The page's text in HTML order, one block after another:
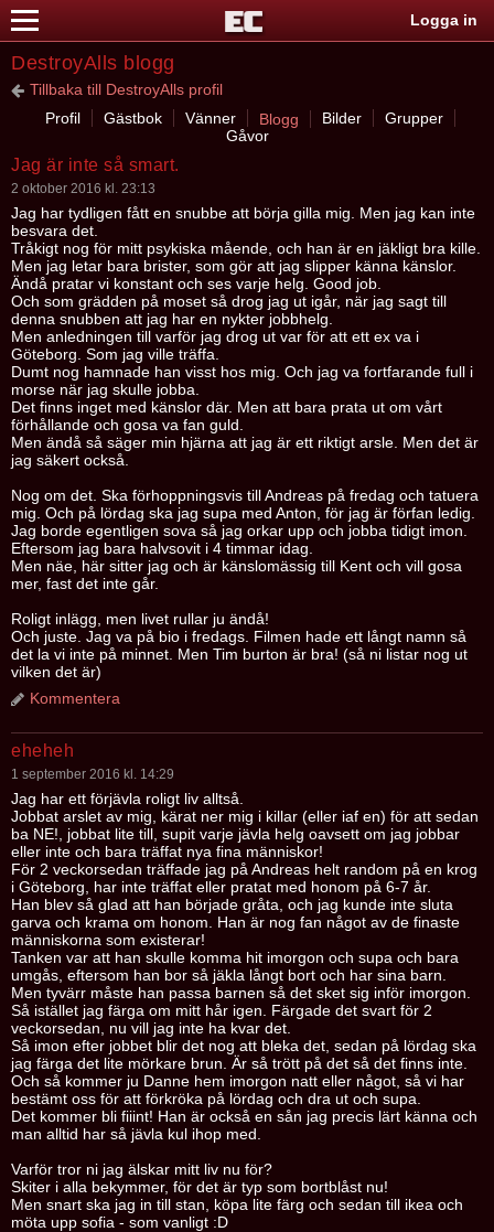
Logga in
DestroyAlls blogg
Tillbaka till DestroyAlls profil
Profil
Gästbok Vänner Blogg Bilder
Grupper
Gåvor
Jag är inte så smart.
2 oktober 2016 kl. 23:13
Jag har tydligen fått en snubbe att börja gilla mig. Men jag kan inte
besvara det.
Tråkigt nog för mitt psykiska mående, och han är en jäkligt bra kille.
Men jag letar bara brister, som gör att jag slipper känna känslor.
Ändå pratar vi konstant och ses varje helg. Good job.
Och som grädden på moset så drog jag ut igår, när jag sagt till
denna snubben att jag har en nykter jobbhelg.
Men anledningen till varför jag drog ut var för att ett ex va i
Göteborg. Som jag ville träffa.
Dumt nog hamnade han visst hos mig. Och jag va fortfarande full i
morse när jag skulle jobba.
Det finns inget med känslor där. Men att bara prata ut om vårt
förhållande och gosa va fan guld.
Men ändå så säger min hjärna att jag är ett riktigt arsle. Men det är
jag säkert också.
Nog om det. Ska förhoppningsvis till Andreas på fredag och tatuera
mig. Och på lördag ska jag supa med Anton, för jag är förfan ledig.
Jag borde egentligen sova så jag orkar upp och jobba tidigt imon.
Eftersom jag bara halvsovit i 4 timmar idag.
Men näe, här sitter jag och är känslomässig till Kent och vill gosa
mer, fast det inte går.
Roligt inlägg, men livet rullar ju ändå!
Och juste. Jag va på bio i fredags. Filmen hade ett långt namn så
det la vi inte på minnet. Men Tim burton är bra! (så ni listar nog ut
vilken det är)
Kommentera
eheheh
1 september 2016 kl. 14:29
Jag har ett förjävla roligt liv alltså.
Jobbat arslet av mig, kärat ner mig i killar (eller iaf en) för att sedan
ba NE!, jobbat lite till, supit varje jävla helg oavsett om jag jobbar
eller inte och bara träffat nya fina människor!
För 2 veckorsedan träffade jag på Andreas helt random på en krog
i Göteborg, har inte träffat eller pratat med honom på 6-7 år.
Han blev så glad att han började gråta, och jag kunde inte sluta
garva och krama om honom. Han är nog fan något av de finaste
människorna som existerar!
Tanken var att han skulle komma hit imorgon och supa och bara
umgås, eftersom han bor så jäkla långt bort och har sina barn.
Men tyvärr måste han passa barnen så det sket sig inför imorgon.
Så istället jag färga om mitt hår igen. Färgade det svart för 2
veckorsedan, nu vill jag inte ha kvar det.
Så imon efter jobbet blir det nog att bleka det, sedan på lördag ska
jag färga det lite mörkare brun. Är så trött på det så det finns inte.
Och så kommer ju Danne hem imorgon natt eller något, så vi har
bestämt oss för att förkröka på lördag och dra ut och supa.
Det kommer bli fiiint! Han är också en sån jag precis lärt känna och
man alltid har så jävla kul ihop med.
Varför tror ni jag älskar mitt liv nu för?
Skiter i alla bekymmer, för det är typ som bortblåst nu!
Men snart ska jag in till stan, köpa lite färg och sedan till ikea och
möta upp sofia - som vanligt :D